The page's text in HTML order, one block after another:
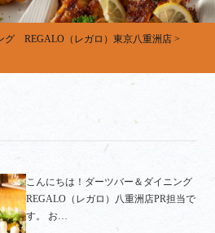
グ REGALO（レガロ）東京八重洲店 >
こんにちは！ダーツバー＆ダイニング
REGALO（レガロ）八重洲店PR担当で
す。 お…